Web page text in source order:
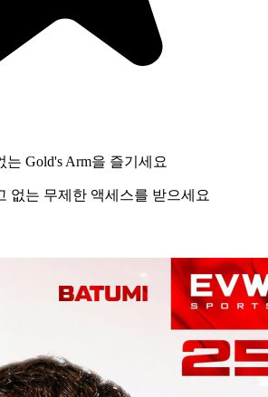
Gold's Arm을 즐기세요
없는 무제한 액세스를 받으세요